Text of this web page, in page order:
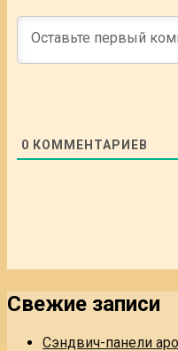
0 КОММЕНТАРИЕВ
Свежие записи
Сэндвич-панели